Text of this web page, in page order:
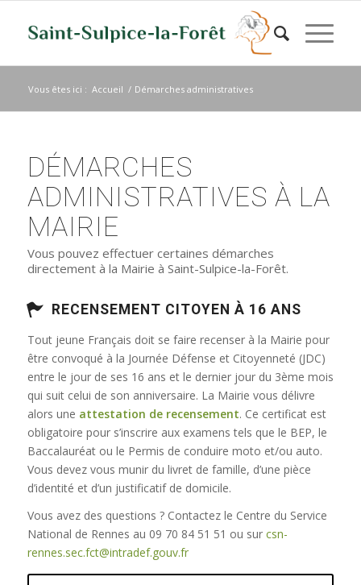
Vous êtes ici : Accueil / Démarches administratives
DÉMARCHES
ADMINISTRATIVES À LA
MAIRIE
Vous pouvez effectuer certaines démarches
directement à la Mairie à Saint-Sulpice-la-Forêt.
RECENSEMENT CITOYEN À 16 ANS
Tout jeune Français doit se faire recenser à la Mairie pour
être convoqué à la Journée Défense et Citoyenneté (JDC)
entre le jour de ses 16 ans et le dernier jour du 3ème mois
qui suit celui de son anniversaire. La Mairie vous délivre
alors une attestation de recensement. Ce certificat est
obligatoire pour s’inscrire aux examens tels que le BEP, le
Baccalauréat ou le Permis de conduire moto et/ou auto.
Vous devez vous munir du livret de famille, d’une pièce
d’identité et d’un justificatif de domicile.
Vous avez des questions ? Contactez le Centre du Service
National de Rennes au 09 70 84 51 51 ou sur csn-
rennes.sec.fct@intradef.gouv.fr